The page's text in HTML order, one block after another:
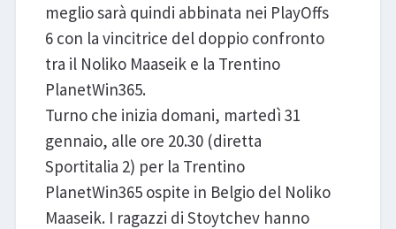
meglio sarà quindi abbinata nei PlayOffs
6 con la vincitrice del doppio confronto
tra il Noliko Maaseik e la Trentino
PlanetWin365.
Turno che inizia domani, martedì 31
gennaio, alle ore 20.30 (diretta
Sportitalia 2) per la Trentino
PlanetWin365 ospite in Belgio del Noliko
Maaseik. I ragazzi di Stoytchev hanno